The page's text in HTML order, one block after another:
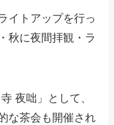
イトアップを行っ
秋に夜間拝観・ラ
夜咄」として、
な茶会も開催され